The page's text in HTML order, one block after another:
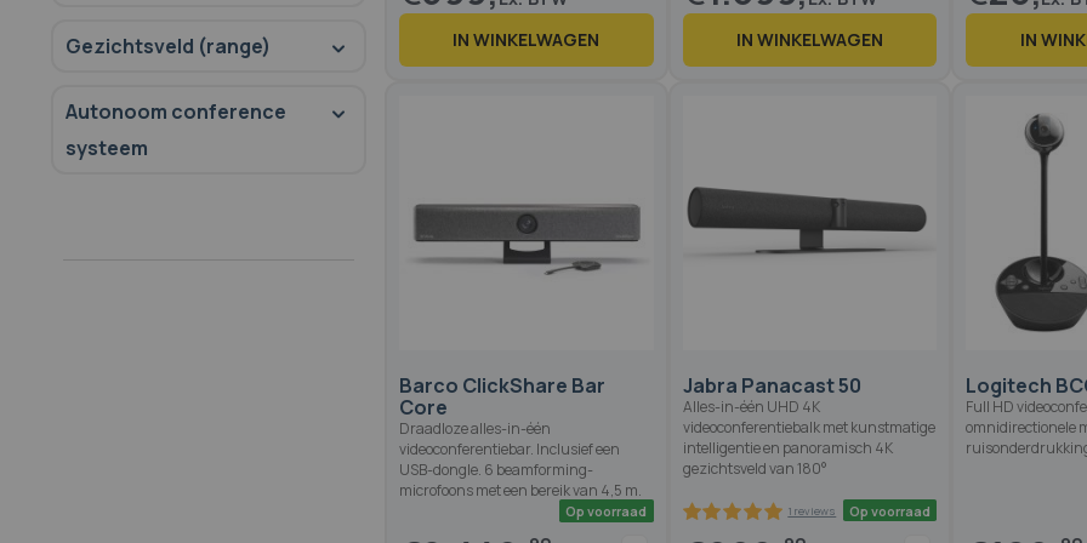
90
% of100
4 reviews Op voorraad
IN WINKELWAGEN IN WINKELWAGEN IN
Barco ClickShare Bar
Core
Draadloze alles-in-één
videoconferentiebar. Inclusief een
USB-dongle. 6 beamforming-
microfoons met een bereik van 4,5 m.
Jabra Panacast 50
Alles-in-één UHD 4K
videoconferentiebalk met kunstmatige
intelligentie en panoramisch 4K
gezichtsveld van 180°
Logitech
Full HD
omnidirectionele
Gezichtsveld (range)
Autonoom conference
systeem